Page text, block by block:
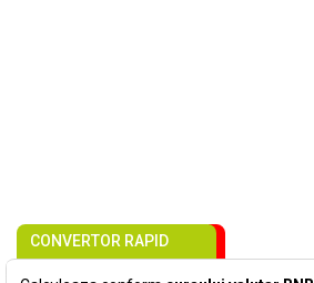
CONVERTOR RAPID